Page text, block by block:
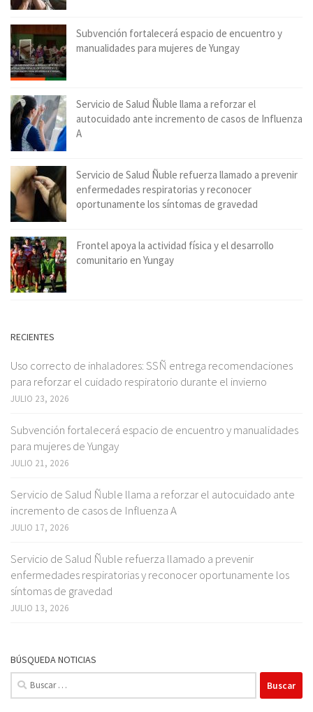
Subvención fortalecerá espacio de encuentro y
manualidades para mujeres de Yungay
Servicio de Salud Ñuble llama a reforzar el
autocuidado ante incremento de casos de Influenza
A
Servicio de Salud Ñuble refuerza llamado a prevenir
enfermedades respiratorias y reconocer
oportunamente los síntomas de gravedad
Frontel apoya la actividad física y el desarrollo
comunitario en Yungay
RECIENTES
Uso correcto de inhaladores: SSÑ entrega recomendaciones
para reforzar el cuidado respiratorio durante el invierno
JULIO 23, 2026
Subvención fortalecerá espacio de encuentro y manualidades
para mujeres de Yungay
JULIO 21, 2026
Servicio de Salud Ñuble llama a reforzar el autocuidado ante
incremento de casos de Influenza A
JULIO 17, 2026
Servicio de Salud Ñuble refuerza llamado a prevenir
enfermedades respiratorias y reconocer oportunamente los
síntomas de gravedad
JULIO 13, 2026
BÚSQUEDA NOTICIAS
Buscar: